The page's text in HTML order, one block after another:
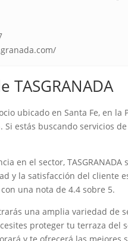
TASGRANADA
ubicado en Santa Fe, en
Si estás buscando servicios
en el sector,
y la satisfacción del cliente
una nota de 4.4 sobre 5.
una amplia variedad
proteger tu terraza
y te ofrecerá las mejores